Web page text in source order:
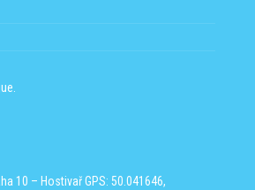
10 – HostivařGPS: 50.041646,